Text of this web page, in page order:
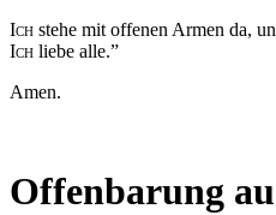
Ich stehe mit offenen Armen da,
Ich liebe alle.”
Amen.
Offenbarung